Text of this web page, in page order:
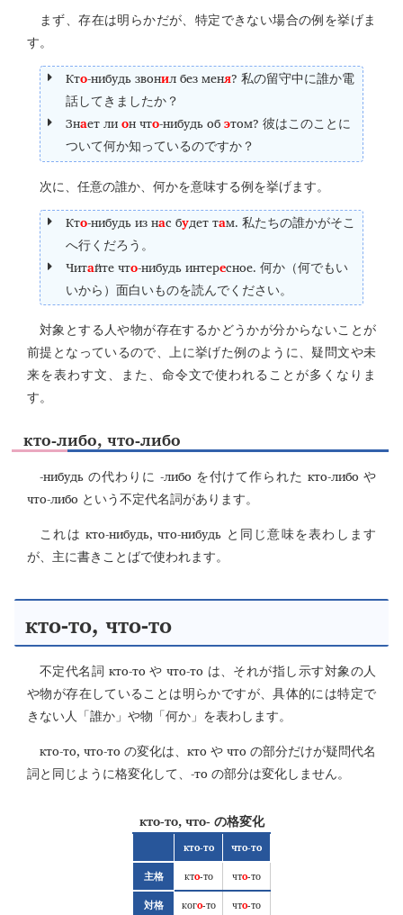
まず、存在は明らかだが、特定できない場合の例を挙げま
す。
Кто-нибудь звонил без меня? 私の留守中に誰か電
話してきましたか？
Знает лион что-нибудь обэтом? 彼はこのことに
ついて何か知っているのですか？
次に、任意の誰か、何かを意味する例を挙げます。
Кто-нибудь из нас будет там. 私たちの誰かがそこ
へ行くだろう。
Читайте что-нибудь интересное. 何か（何でもい
いから）面白いものを読んでください。
対象とする人や物が存在するかどうかが分からないことが
前提となっているので、上に挙げた例のように、疑問文や未
来を表わす文、また、命令文で使われることが多くなりま
す。
кто-либо, что-либо
-нибудь の代わりに -либо を付けて作られたкто-либо や
что-либо という不定代名詞があります。
これは кто-нибудь, что-нибудь と同じ意味を表わします
が、主に書きことばで使われます。
кто-то, что-то
不定代名詞 кто-то やчто-то は、それが指し示す対象の人
や物が存在していることは明らかですが、具体的には特定で
きない人「誰か」や物「何か」を表わします。
кто-то, что-то の変化は、 кто や что の部分だけが疑問代名
詞と同じように格変化して、 -то の部分は変化しません。
кто-то, что-の格変化
кто-то что-то
主格 кто-то что-то
対格 кого-то что-то